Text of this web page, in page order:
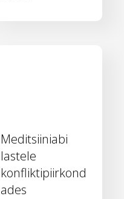
Meditsiiniabi
lastele
konfliktipiirkond
ades